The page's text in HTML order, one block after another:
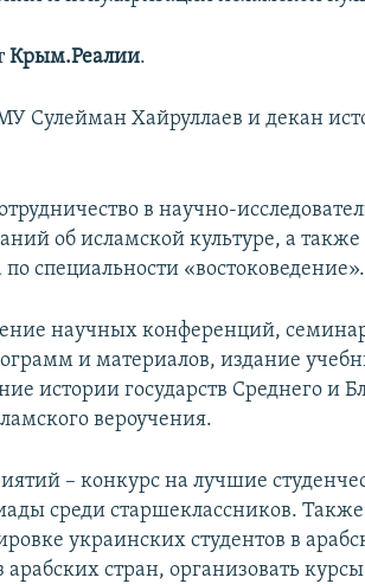
Крым.Реалии.
Сулейман Хайруллаев и декан
в научно-
об исламской культуре, а также
специальности «востоковедение».
научных конференций,
и материалов, издание
истории государств Среднего и
вероучения.
– конкурс на лучшие
среди старшеклассников. Также
украинских студентов в
стран, организовать